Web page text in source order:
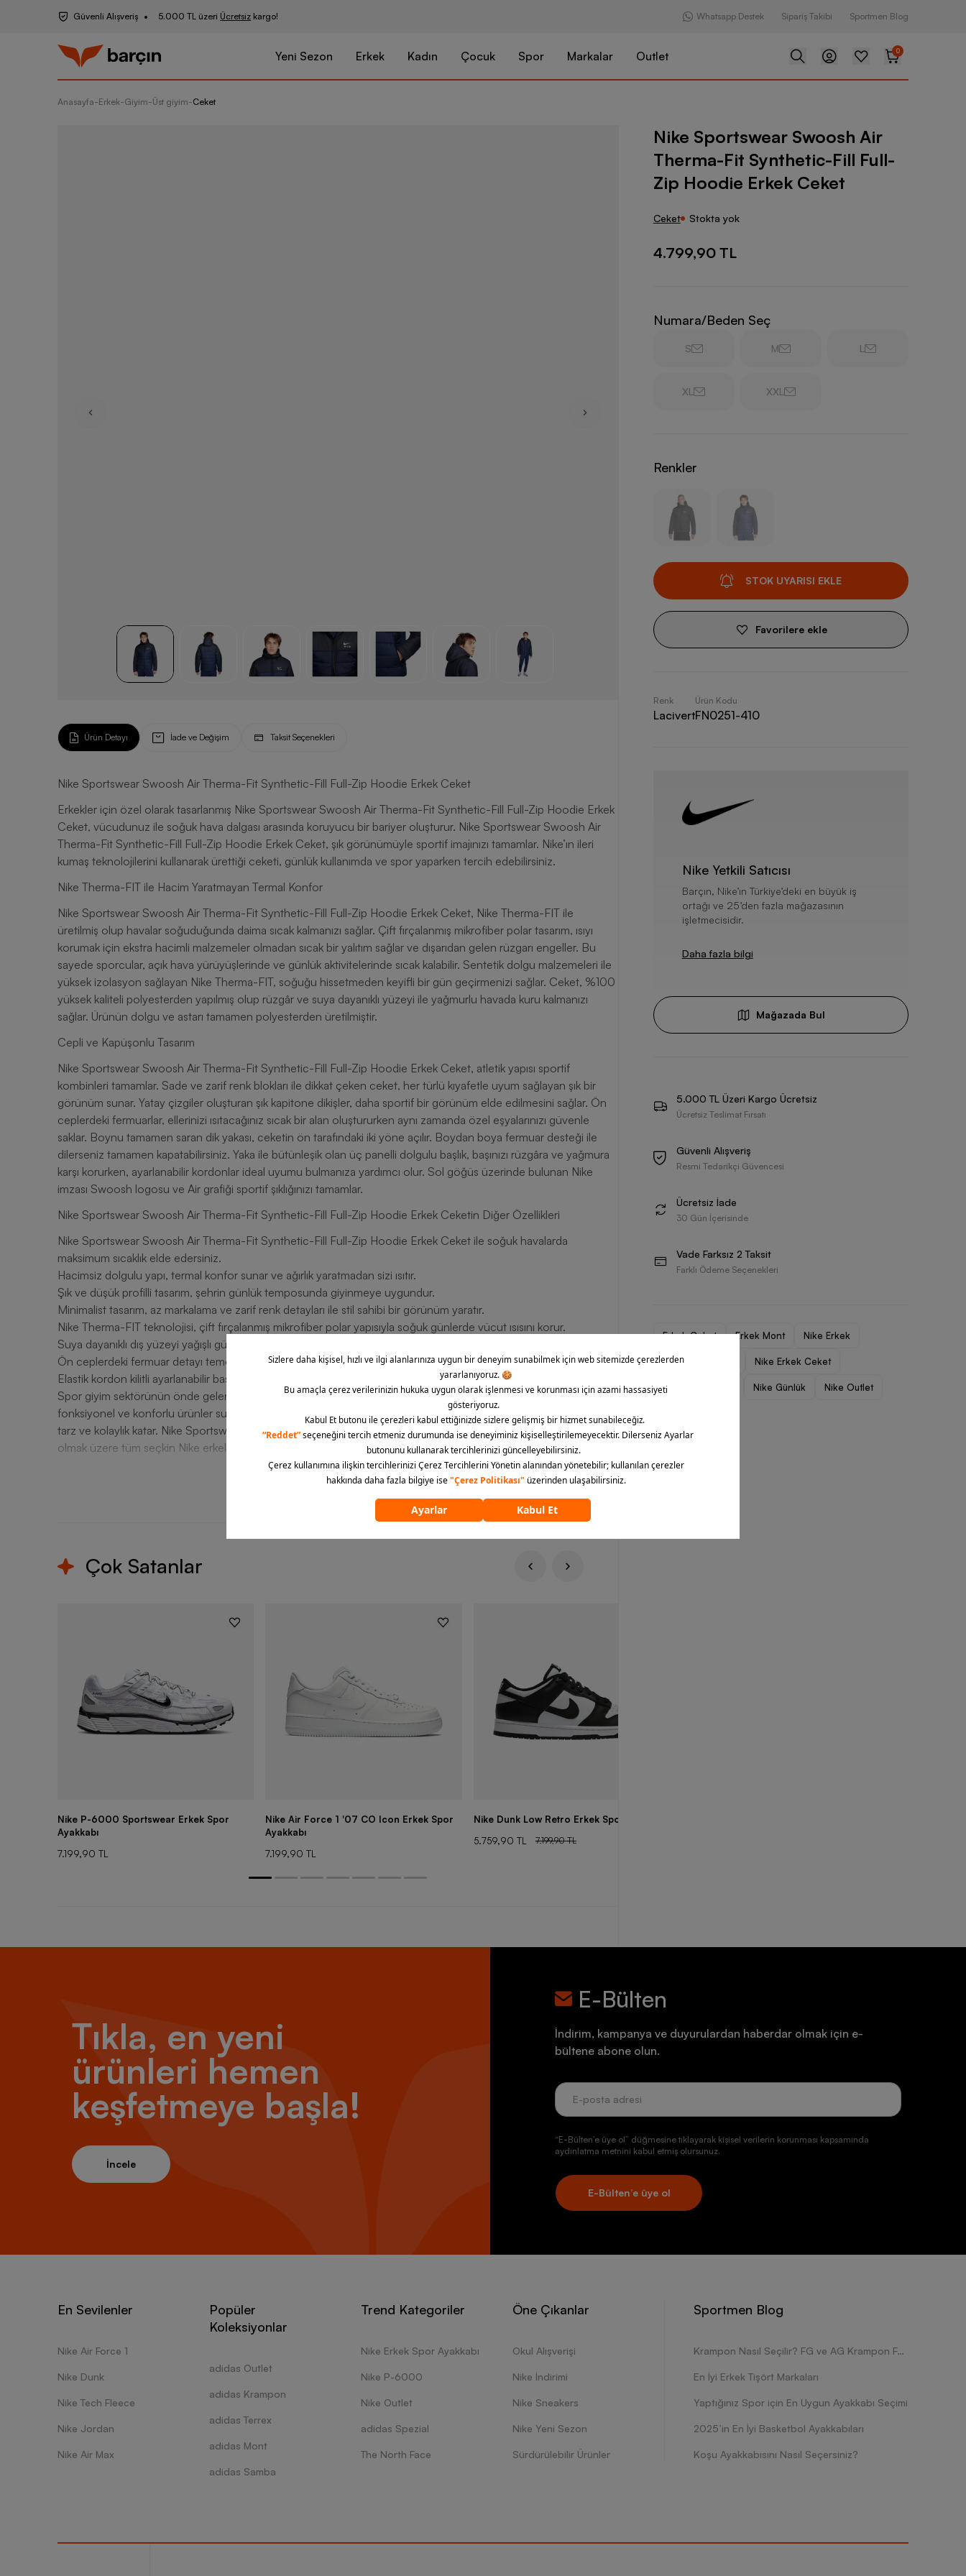
Güvenli Alışveriş 5.000 TL üzeri Ücretsiz kargo! Whatsapp Destek Sipariş Takibi Sportmen Blog
Yeni Sezon Erkek Kadın Çocuk Spor Markalar Outlet 0
Anasayfa-Erkek-Giyim-Üst giyim-Ceket
Nike Sportswear Swoosh Air Therma-Fit Synthetic-Fill Full-Zip Hoodie Erkek
Ürün Detayı İade ve Değişim Taksit Seçenekleri
Nike Sportswear Swoosh Air Therma-Fit Synthetic-Fill Full-Zip Hoodie Erkek Ceket
Erkekler için özel olarak tasarlanmış Nike Sportswear Swoosh Air Therma-Fit Synthetic-Fill Full-Zip Hoodie Erkek
Ceket, vücudunuz ile soğuk hava dalgası arasında koruyucu bir bariyer oluşturur. Nike Sportswear Swoosh Air
Therma-Fit Synthetic-Fill Full-Zip Hoodie Erkek Ceket, şık görünümüyle sportif imajınızı tamamlar. Nike’ın ileri
kumaş teknolojilerini kullanarak ürettiği ceketi, günlük kullanımda ve spor yaparken tercih edebilirsiniz.
Nike Therma-FIT ile Hacim Yaratmayan Termal Konfor
Nike Sportswear Swoosh Air Therma-Fit Synthetic-Fill Full-Zip Hoodie Erkek Ceket, Nike Therma-FIT ile
üretilmiş olup havalar soğuduğunda daima sıcak kalmanızı sağlar. Çift fırçalanmış mikrofiber polar tasarım, ısıyı
korumak için ekstra hacimli malzemeler olmadan sıcak bir yalıtım sağlar ve dışarıdan gelen rüzgarı engeller. Bu
sayede sporcular, açık hava yürüyüşlerinde ve günlük aktivitelerinde sıcak kalabilir. Sentetik dolgu malzemeleri ile
yüksek izolasyon sağlayan Nike Therma-FIT, soğuğu hissetmeden keyifli bir gün geçirmenizi sağlar. Ceket, %100
yüksek kaliteli polyesterden yapılmış olup rüzgâr ve suya dayanıklı yüzeyi ile yağmurlu havada kuru kalmanızı
sağlar. Ürünün dolgu ve astarı tamamen polyesterden üretilmiştir.
Cepli ve Kapüşonlu Tasarım
Nike Sportswear Swoosh Air Therma-Fit Synthetic-Fill Full-Zip Hoodie Erkek Ceket, atletik yapısı sportif
kombinleri tamamlar. Sade ve zarif renk blokları ile dikkat çeken ceket, her türlü kıyafetle uyum sağlayan şık bir
görünüm sunar. Yatay çizgiler oluşturan şık kapitone dikişler, daha sportif bir görünüm elde edilmesini sağlar. Ön
ceplerdeki fermuarlar, ellerinizi ısıtacağınız sıcak bir alan oluştururken aynı zamanda özel eşyalarınızı güvenle
saklar. Boynu tamamen saran dik yakası, ceketin ön tarafındaki iki yöne açılır. Boydan boya fermuar desteği ile
dilerseniz tamamen kapatabilirsiniz. Yaka ile bütünleşik olan üç panelli dolgulu başlık, başınızı rüzgâra ve yağmura
karşı korurken, ayarlanabilir kordonlar ideal uyumu bulmanıza yardımcı olur. Sol göğüs üzerinde bulunan Nike
imzası Swoosh logosu ve Air grafiği sportif şıklığınızı tamamlar.
Nike Sportswear Swoosh Air Therma-Fit Synthetic-Fill Full-Zip Hoodie Erkek Ceketin Diğer Özellikleri
Nike Sportswear Swoosh Air Therma-Fit Synthetic-Fill Full-Zip Hoodie Erkek Ceket ile soğuk havalarda
maksimum sıcaklık elde edersiniz.
Hacimsiz dolgulu yapı, termal konfor sunar ve ağırlık yaratmadan sizi ısıtır.
Şık ve düşük profilli tasarım, şehrin günlük temposunda giyinmeye uygundur.
Minimalist tasarım, az markalama ve zarif renk detayları ile stil sahibi bir görünüm yaratır.
Nike Therma-FIT teknolojisi, çift fırçalanmış mikrofiber polar yapısıyla soğuk günlerde vücut ısısını korur.
Suya dayanıklı dış yüzeyi yağışlı günlerde ıslanmadan güne ayak uydurmanıza yardımcı olur.
Ön ceplerdeki fermuar detayı temel eşyalarınızı güvenle depolar.
Elastik kordon kilitli ayarlanabilir başlık, kullanım tercihine göre ayarlanabilir.
Spor giyim sektörünün önde gelen markası Nike, hem sporculara hem sportif giyimi seven kullanıcılara birbirinden
fonksiyonel ve konforlu ürünler sunar. Yüksek performansı konforla birleştiren modeller sportif yaşamınıza yenilik,
tarz ve kolaylık katar. Nike Sportswear Swoosh Air Therma-Fit Synthetic-Fill Full-Zip Hoodie Erkek Ceketi başta
olmak üzere tüm seçkin Nike erkek giyim ürünlerini siz de Barcin.com’da bulabilir , satın alabilirsiniz.
Tümünü göster
Çok Satanlar
Nike P-6000 Sportswear Erkek Spor
Ayakkabı
7.199,90 TL
Nike Air Force 1 '07 CO Icon Erkek Spor
Ayakkabı
7.199,90 TL
Nike Dunk Low Retro Erkek Spor Ayakkabı
5.759,90 TL
7.199,90 TL
Nike Sportswear Swoosh Air
Therma-Fit Synthetic-Fill Full-
Zip Hoodie Erkek Ceket
Ceket Stokta yok
4.799,90 TL
Numara/Beden Seç
S M L
XL XXL
Renkler
STOK UYARISI EKLE
Favorilere ekle
Renk
Lacivert
Ürün Kodu
FN0251-410
Nike Yetkili Satıcısı
Barçın, Nike’ın Türkiye’deki en büyük iş
ortağı ve 25’den fazla mağazasının
işletmecisidir.
Daha fazla bilgi
Mağazada Bul
5.000 TL Üzeri Kargo Ücretsiz
Ücretsiz Teslimat Fırsatı
Güvenli Alışveriş
Resmi Tedarikçi Güvencesi
Ücretsiz İade
30 Gün İçerisinde
Vade Farksız 2 Taksit
Farklı Ödeme Seçenekleri
Erkek Ceket Erkek Mont Nike Erkek
Nike Erkek Giyim Nike Erkek Ceket
Nike Erkek Mont Nike Günlük Nike Outlet
Tıkla, en yeni
ürünleri hemen
keşfetmeye başla!
İncele
E-Bülten
İndirim, kampanya ve duyurulardan haberdar olmak için e-
bültene abone olun.
“E-Bülten’e üye ol” düğmesine tıklayarak kişisel verilerin korunması kapsamında
aydınlatma metnini kabul etmiş olursunuz.
E-Bülten’e üye ol
En Sevilenler
Nike Air Force 1
Nike Dunk
Nike Tech Fleece
Nike Jordan
Nike Air Max
Popüler
Koleksiyonlar
adidas Outlet
adidas Krampon
adidas Terrex
adidas Mont
adidas Samba
Trend Kategoriler
Nike Erkek Spor Ayakkabı
Nike P-6000
Nike Outlet
adidas Spezial
The North Face
Öne Çıkanlar
Okul Alışverişi
Nike İndirimi
Nike Sneakers
Nike Yeni Sezon
Sürdürülebilir Ürünler
Sportmen Blog
Krampon Nasıl Seçilir? FG ve AG Krampon Farkları Nelerdir?
En İyi Erkek Tişört Markaları
Yaptığınız Spor için En Uygun Ayakkabı Seçimi
2025’in En İyi Basketbol Ayakkabıları
Koşu Ayakkabısını Nasıl Seçersiniz?